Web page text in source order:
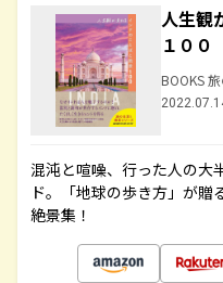
人生観
１００
BOOKS
混沌と喧噪、行った人の大
ド。「地球の歩き方」が
絶景集！